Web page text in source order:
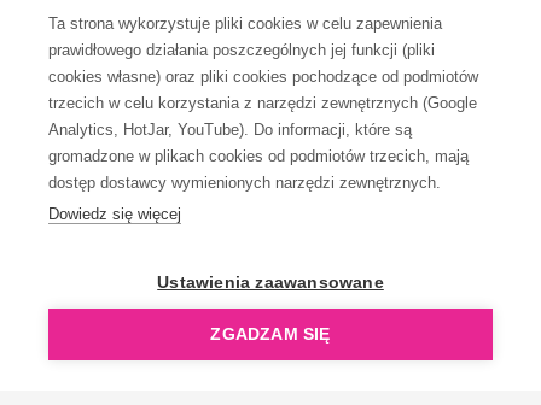
Ta strona wykorzystuje pliki cookies w celu zapewnienia
prawidłowego działania poszczególnych jej funkcji (pliki
cookies własne) oraz pliki cookies pochodzące od podmiotów
trzecich w celu korzystania z narzędzi zewnętrznych (Google
Analytics, HotJar, YouTube). Do informacji, które są
gromadzone w plikach cookies od podmiotów trzecich, mają
dostęp dostawcy wymienionych narzędzi zewnętrznych.
Dowiedz się więcej
Ustawienia zaawansowane
ZGADZAM SIĘ
KONTAKT
OpenGift jest częścią ReflectGroup.